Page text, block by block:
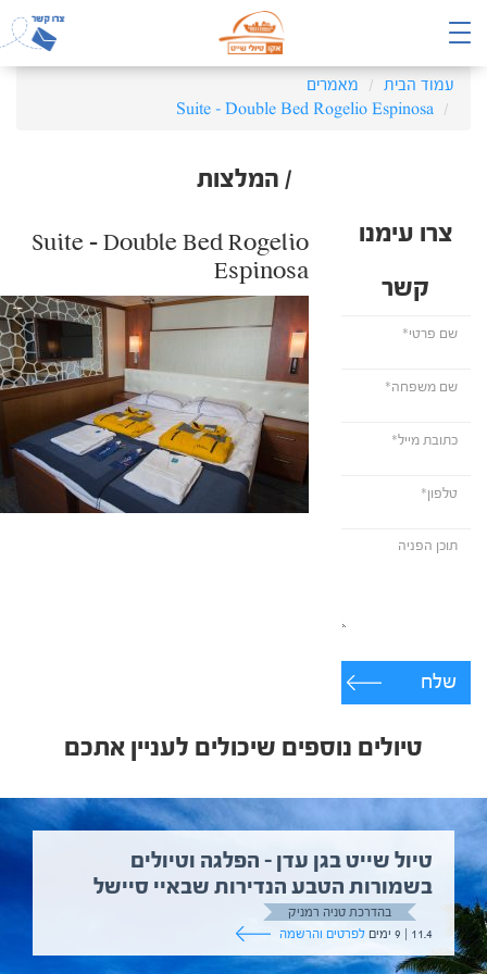
עמוד הבית
מאמרים
Suite – Double Bed Rogelio Espinosa
/ המלצות
צרו עימנו
קשר
שלח
Suite – Double Bed Rogelio
Espinosa
טיולים נוספים שיכולים לעניין אתכם
טיול שייט בגן עדן – הפלגה וטיולים
בשמורות הטבע הנדירות שבאיי סיישל
בהדרכת טניה רמניק
11.4 | 9 ימים
לפרטים והרשמה